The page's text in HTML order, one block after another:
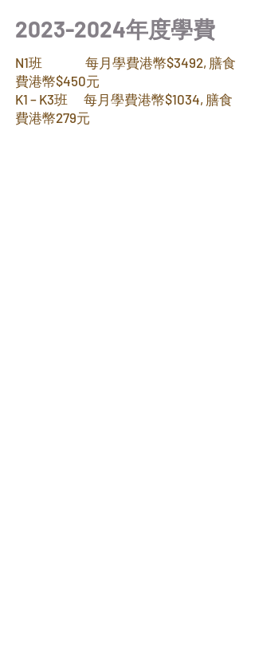
2023-2024年度學費
N1班 每月學費港幣$3492, 膳食
費港幣$450元
K1 – K3班 每月學費港幣$1034, 膳食
費港幣279元